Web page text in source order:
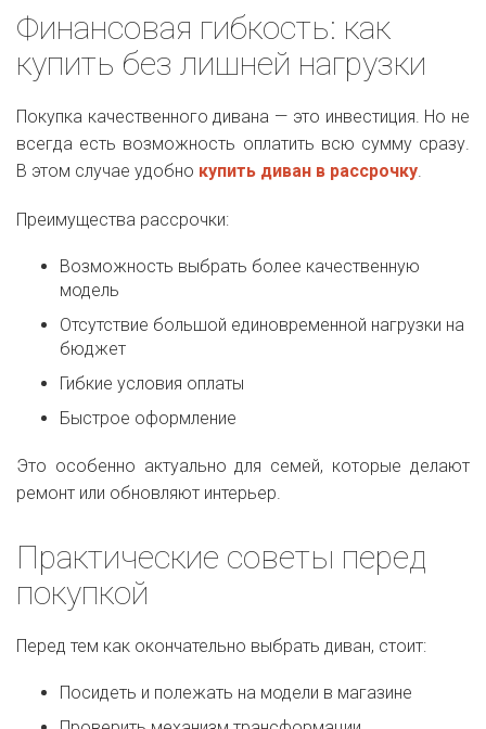
Финансовая гибкость: как
купить без лишней нагрузки
Покупка качественного дивана — это инвестиция. Но не
всегда есть возможность оплатить всю сумму сразу.
В этом случае удобно купить диван в рассрочку.
Преимущества рассрочки:
Возможность выбрать более качественную
модель
Отсутствие большой единовременной нагрузки на
бюджет
Гибкие условия оплаты
Быстрое оформление
Это особенно актуально для семей, которые делают
ремонт или обновляют интерьер.
Практические советы перед
покупкой
Перед тем как окончательно выбрать диван, стоит:
Посидеть и полежать на модели в магазине